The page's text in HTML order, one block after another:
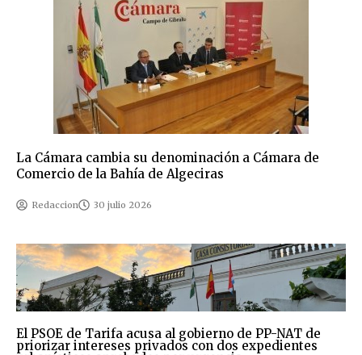
La Cámara cambia su denominación a Cámara de
Comercio de la Bahía de Algeciras
Redaccion 30 julio 2026
El PSOE de Tarifa acusa al gobierno de PP-NAT de
priorizar intereses privados con dos expedientes